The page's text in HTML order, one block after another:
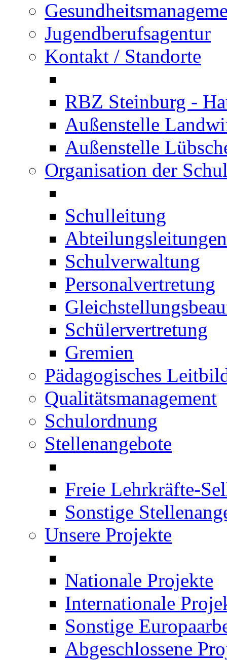
Jugendberufsagentur
Kontakt / Standorte
RBZ Steinburg -
Außenstelle
Außenstelle
Organisation der
Schulleitung
Abteilungsleitungen
Schulverwaltung
Personalvertretung
Schülervertretung
Gremien
Pädagogisches
Qualitätsmanagement
Schulordnung
Stellenangebote
Freie Lehrkräfte-
Sonstige
Unsere Projekte
Nationale Projekte
Internationale
Sonstige
Abgeschlossene